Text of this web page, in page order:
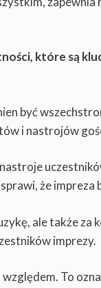
które są
być
i nastrojów
że impreza
ale także za
imprezy.
To